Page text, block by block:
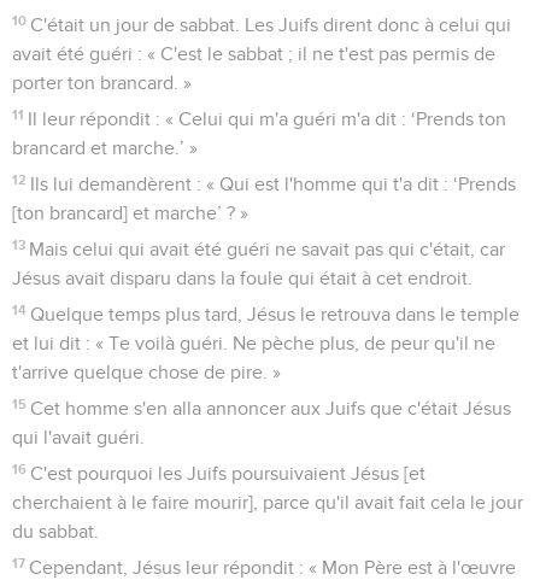
10 C'était un jour de sabbat. Les Juifs dirent donc à celui qui
avait été guéri : « C'est le sabbat ; il ne t'est pas permis de
porter ton brancard. »
11 Il leur répondit : « Celui qui m'a guéri m'a dit : ‘Prends ton
brancard et marche.’ »
12 Ils lui demandèrent : « Qui est l'homme qui t'a dit : ‘Prends
[ton brancard] et marche’ ? »
13 Mais celui qui avait été guéri ne savait pas qui c'était, car
Jésus avait disparu dans la foule qui était à cet endroit.
14 Quelque temps plus tard, Jésus le retrouva dans le temple
et lui dit : « Te voilà guéri. Ne pèche plus, de peur qu'il ne
t'arrive quelque chose de pire. »
15 Cet homme s'en alla annoncer aux Juifs que c'était Jésus
qui l'avait guéri.
16 C'est pourquoi les Juifs poursuivaient Jésus [et
cherchaient à le faire mourir], parce qu'il avait fait cela le jour
du sabbat.
17 Cependant, Jésus leur répondit : « Mon Père est à l'œuvre